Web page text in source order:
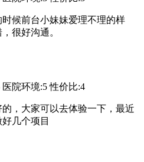
候前台小妹妹爱理不理的样
很好沟通。
医院环境:5性价比:4
，大家可以去体验一下，最近
几个项目